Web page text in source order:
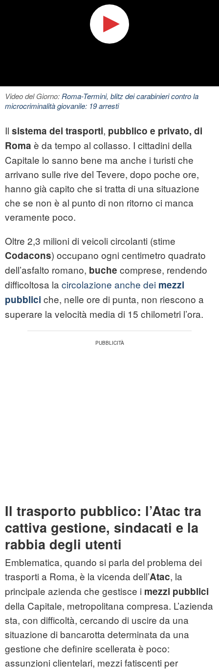
Video del Giorno:Roma-Termini, blitz dei carabinieri contro la
microcriminalità giovanile: 19 arresti
Il sistema dei trasporti, pubblico e privato, di
Roma è da tempo al collasso. I cittadini della
Capitale lo sanno bene ma anche i turisti che
arrivano sulle rive del Tevere, dopo poche ore,
hanno già capito che si tratta di una situazione
che se non è al punto di non ritorno ci manca
veramente poco.
Oltre 2,3 milioni di veicoli circolanti (stime
Codacons) occupano ogni centimetro quadrato
dell’asfalto romano, buche comprese, rendendo
difficoltosa la circolazione anche dei mezzi
pubblici che, nelle ore di punta, non riescono a
superare la velocità media di 15 chilometri l’ora.
Il trasporto pubblico: l’Atac tra
cattiva gestione, sindacati e la
rabbia degli utenti
Emblematica, quando si parla del problema dei
trasporti a Roma, è la vicenda dell’Atac, la
principale azienda che gestisce i mezzi pubblici
della Capitale, metropolitana compresa. L’azienda
sta, con difficoltà, cercando di uscire da una
situazione di bancarotta determinata da una
gestione che definire scellerata è poco:
assunzioni clientelari, mezzi fatiscenti per